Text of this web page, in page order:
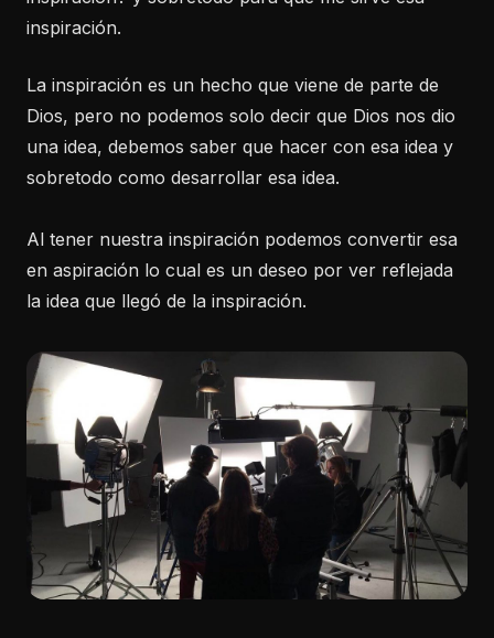
inspiración.
La inspiración es un hecho que viene de parte de
Dios, pero no podemos solo decir que Dios nos dio
una idea, debemos saber que hacer con esa idea y
sobretodo como desarrollar esa idea.
Al tener nuestra inspiración podemos convertir esa
en aspiración lo cual es un deseo por ver reflejada
la idea que llegó de la inspiración.